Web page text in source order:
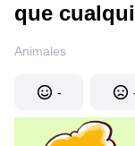
que
Animales
-